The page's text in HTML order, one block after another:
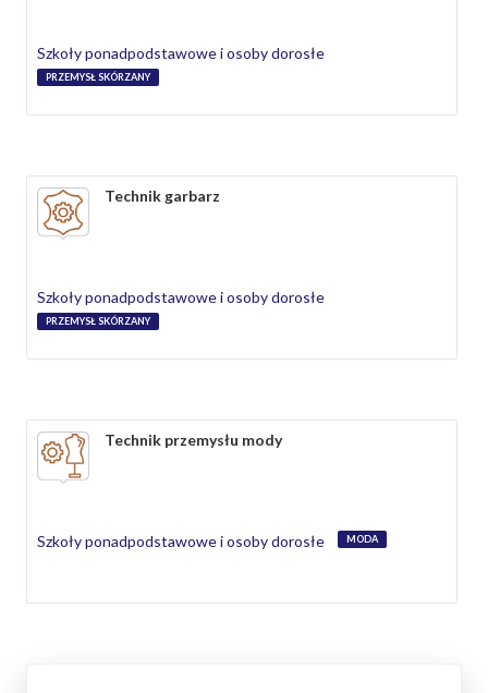
Szkoły ponadpodstawowe i osoby dorosłe
PRZEMYSŁ SKÓRZANY
Technik garbarz
Szkoły ponadpodstawowe i osoby dorosłe
PRZEMYSŁ SKÓRZANY
Technik przemysłu mody
Szkoły ponadpodstawowe i osoby dorosłe MODA